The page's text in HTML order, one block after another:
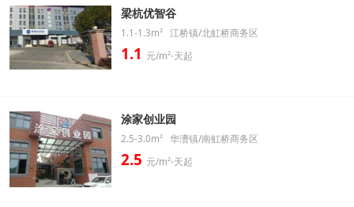
梁杭优智谷
1.1-1.3m² 江桥镇/北虹桥商务区
1.1 元/m²⋅天起
涂家创业园
2.5-3.0m² 华漕镇/南虹桥商务区
2.5 元/m²⋅天起